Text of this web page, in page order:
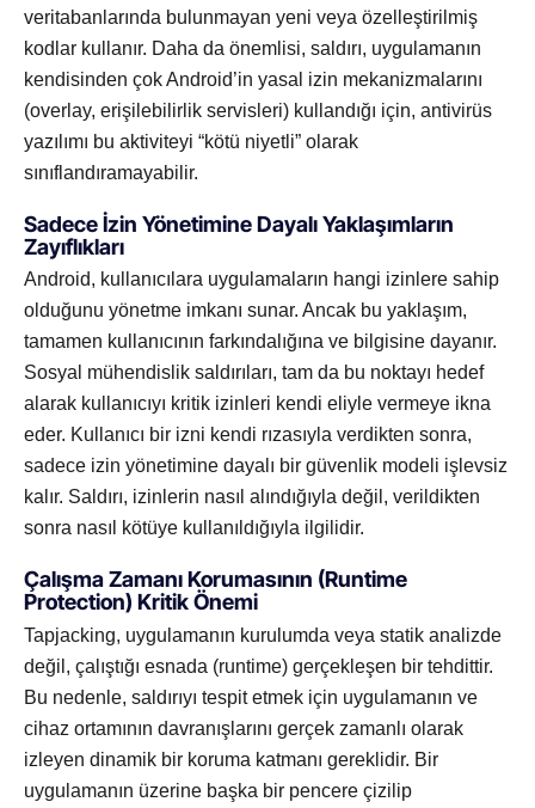
veritabanlarında bulunmayan yeni veya özelleştirilmiş
kodlar kullanır. Daha da önemlisi, saldırı, uygulamanın
kendisinden çok Android’in yasal izin mekanizmalarını
(overlay, erişilebilirlik servisleri) kullandığı için, antivirüs
yazılımı bu aktiviteyi “kötü niyetli” olarak
sınıflandıramayabilir.
Sadece İzin Yönetimine Dayalı Yaklaşımların
Zayıflıkları
Android, kullanıcılara uygulamaların hangi izinlere sahip
olduğunu yönetme imkanı sunar. Ancak bu yaklaşım,
tamamen kullanıcının farkındalığına ve bilgisine dayanır.
Sosyal mühendislik saldırıları, tam da bu noktayı hedef
alarak kullanıcıyı kritik izinleri kendi eliyle vermeye ikna
eder. Kullanıcı bir izni kendi rızasıyla verdikten sonra,
sadece izin yönetimine dayalı bir güvenlik modeli işlevsiz
kalır. Saldırı, izinlerin nasıl alındığıyla değil, verildikten
sonra nasıl kötüye kullanıldığıyla ilgilidir.
Çalışma Zamanı Korumasının (Runtime
Protection) Kritik Önemi
Tapjacking, uygulamanın kurulumda veya statik analizde
değil, çalıştığı esnada (runtime) gerçekleşen bir tehdittir.
Bu nedenle, saldırıyı tespit etmek için uygulamanın ve
cihaz ortamının davranışlarını gerçek zamanlı olarak
izleyen dinamik bir koruma katmanı gereklidir. Bir
uygulamanın üzerine başka bir pencere çizilip